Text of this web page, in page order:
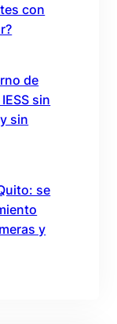
con
de
sin
sin
se
y